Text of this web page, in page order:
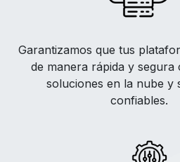
Garantizamos que tus
de manera rápida y segura
soluciones en la nube y
confiables.